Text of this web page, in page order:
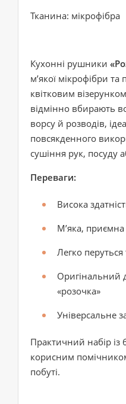
Тканина: мікрофібра
Кухонні рушники
м’якої мікрофібри
квітковим
відмінно вбирають
ворсу й розводів,
повсякденного
сушіння рук, посуду
Переваги:
Висока
М’яка, приємна
Легко
Оригінальний
«розочка»
Універсальне
Практичний набір із
корисним
побуті.